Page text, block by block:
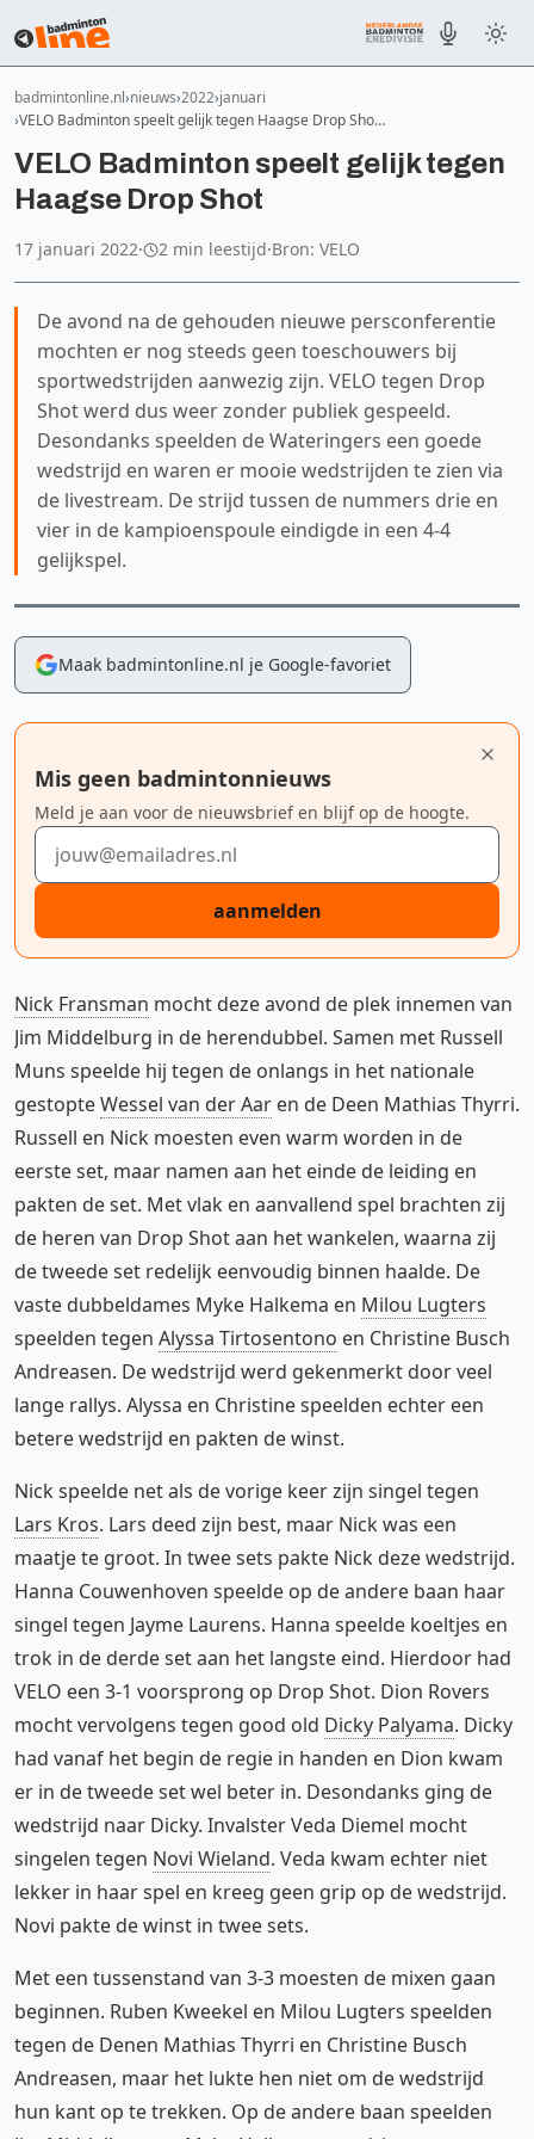
badmintonline.nl nieuws 2022 januari
VELO Badminton speelt gelijk tegen Haagse Drop Sho…
VELO Badminton speelt gelijk tegen
Haagse Drop Shot
17 januari 2022· 2 min leestijd·Bron: VELO
De avond na de gehouden nieuwe persconferentie
mochten er nog steeds geen toeschouwers bij
sportwedstrijden aanwezig zijn. VELO tegen Drop
Shot werd dus weer zonder publiek gespeeld.
Desondanks speelden de Wateringers een goede
wedstrijd en waren er mooie wedstrijden te zien via
de livestream. De strijd tussen de nummers drie en
vier in de kampioenspoule eindigde in een 4-4
gelijkspel.
Maak badmintonline.nl je Google-favoriet
Mis geen badmintonnieuws
Meld je aan voor de nieuwsbrief en blijf op de hoogte.
E-mailadres
aanmelden
Nick Fransman mocht deze avond de plek innemen van
Jim Middelburg in de herendubbel. Samen met Russell
Muns speelde hij tegen de onlangs in het nationale
gestopteWessel van der Aar en de Deen Mathias Thyrri.
Russell en Nick moesten even warm worden in de
eerste set, maar namen aan het einde de leiding en
pakten de set. Met vlak en aanvallend spel brachten zij
de heren van Drop Shot aan het wankelen, waarna zij
de tweede set redelijk eenvoudig binnen haalde. De
vaste dubbeldames Myke Halkema en Milou Lugters
speelden tegen Alyssa Tirtosentono en Christine Busch
Andreasen. De wedstrijd werd gekenmerkt door veel
lange rallys. Alyssa en Christine speelden echter een
betere wedstrijd en pakten de winst.
Nick speelde net als de vorige keer zijn singel tegen
Lars Kros. Lars deed zijn best, maar Nick was een
maatje te groot. In twee sets pakte Nick deze wedstrijd.
Hanna Couwenhoven speelde op de andere baan haar
singel tegen Jayme Laurens. Hanna speelde koeltjes en
trok in de derde set aan het langste eind. Hierdoor had
VELO een 3-1 voorsprong op Drop Shot. Dion Rovers
mocht vervolgens tegen good old Dicky Palyama. Dicky
had vanaf het begin de regie in handen en Dion kwam
er in de tweede set wel beter in. Desondanks ging de
wedstrijd naar Dicky. Invalster Veda Diemel mocht
singelen tegen Novi Wieland. Veda kwam echter niet
lekker in haar spel en kreeg geen grip op de wedstrijd.
Novi pakte de winst in twee sets.
Met een tussenstand van 3-3 moesten de mixen gaan
beginnen. Ruben Kweekel en Milou Lugters speelden
tegen de Denen Mathias Thyrri en Christine Busch
Andreasen, maar het lukte hen niet om de wedstrijd
hun kant op te trekken. Op de andere baan speelden